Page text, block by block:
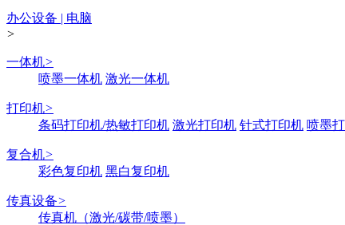
办公设备 | 电脑
>
一体机>
喷墨一体机 激光一体机
打印机>
条码打印机/热敏打印机 激光打印机 针式打印机 喷墨
复合机>
彩色复印机 黑白复印机
传真设备>
传真机（激光/碳带/喷墨）